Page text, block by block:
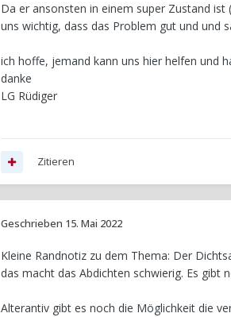
Da er ansonsten in einem super Zustand
uns wichtig, dass das Problem gut und und
ich hoffe, jemand kann uns hier helfen und
danke
LG Rüdiger
Zitieren
Geschrieben 15. Mai 2022
Kleine Randnotiz zu dem Thema: Der
das macht das Abdichten schwierig. Es gibt
Alterantiv gibt es noch die Möglichkeit die